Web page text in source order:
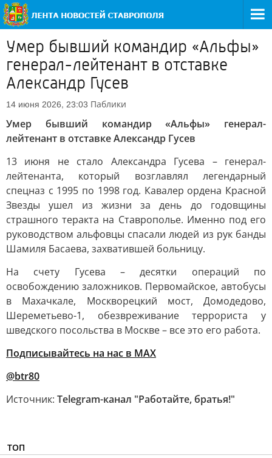
Умер бывший командир «Альфы»
генерал-лейтенант в отставке
Александр Гусев
14 июня 2026, 23:03 Паблики
Умер бывший командир «Альфы» генерал-
лейтенант в отставке Александр Гусев
13 июня не стало Александра Гусева – генерал-
лейтенанта, который возглавлял легендарный
спецназ с 1995 по 1998 год. Кавалер ордена Красной
Звезды ушел из жизни за день до годовщины
страшного теракта на Ставрополье. Именно под его
руководством альфовцы спасали людей из рук банды
Шамиля Басаева, захватившей больницу.
На счету Гусева – десятки операций по
освобождению заложников. Первомайское, автобусы
в Махачкале, Москворецкий мост, Домодедово,
Шереметьево-1, обезвреживание террориста у
шведского посольства в Москве – все это его работа.
Подписывайтесь на нас в MAX
@btr80
Источник: Telegram-канал "Работайте, братья!"
ТОП